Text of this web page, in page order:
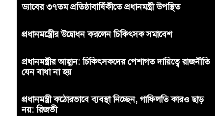
ড্যাবের ৩৭তম প্রতিষ্ঠাবার্ষিকীতে প্রধানমন্ত্রী উপস্থিত
প্রধানমন্ত্রীের উদ্বোধন করলেন চিকিৎসক সমাবেশ
প্রধানমন্ত্রীর আহ্বান: চিকিৎসকদের পেশাগত দায়িত্বে রাজনীতি
যেন বাধা না হয়
প্রধানমন্ত্রী কঠোরভাবে ব্যবস্থা নিচ্ছেন, গাফিলতি কারও ছাড়
নয়: রিজভী